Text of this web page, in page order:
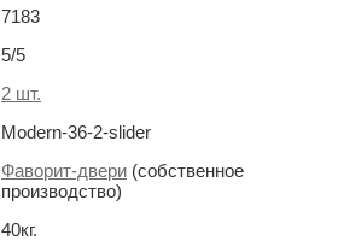
7183
5/5
2 шт.
Modern-36-2-slider
Фаворит-двери (собственное
производство)
40кг.